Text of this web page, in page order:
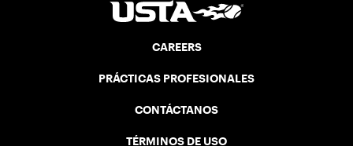
CAREERS
PRÁCTICAS PROFESIONALES
CONTÁCTANOS
TÉRMINOS DE USO